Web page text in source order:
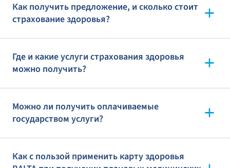
Как получить предложение, и сколько стоит
страхование здоровья?
Где и какие услуги страхования здоровья
можно получить?
Можно ли получить оплачиваемые
государством услуги?
Как с пользой применить карту здоровья